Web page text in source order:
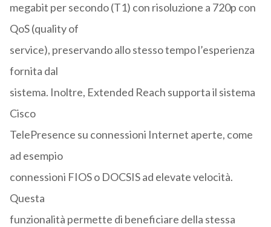
megabit per secondo (T1) con risoluzione a 720p con
QoS (quality of
service), preservando allo stesso tempo l’esperienza
fornita dal
sistema. Inoltre, Extended Reach supporta il sistema
Cisco
TelePresence su connessioni Internet aperte, come
ad esempio
connessioni FIOS o DOCSIS ad elevate velocità.
Questa
funzionalità permette di beneficiare della stessa